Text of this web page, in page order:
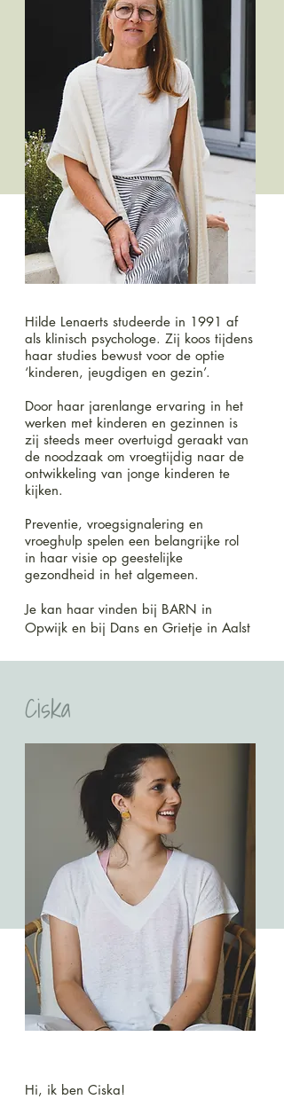
Hilde Lenaerts studeerde in 1991 af
als klinisch psychologe. Zij koos tijdens
haar studies bewust voor de optie
‘kinderen, jeugdigen en gezin’.
Door haar jarenlange ervaring in het
werken met kinderen en gezinnen is
zij steeds meer overtuigd geraakt van
de noodzaak om vroegtijdig naar de
ontwikkeling van jonge kinderen te
kijken.
Preventie, vroegsignalering en
vroeghulp spelen een belangrijke rol
in haar visie op geestelijke
gezondheid in het algemeen.
Je kan haar vinden bij BARN in
Opwijk en bij Dans en Grietje in Aalst
Ciska
Hi, ik ben Ciska!